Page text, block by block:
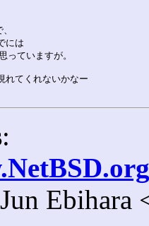
には
ていますが。
れてくれないかなー
:
Jun Ebihara